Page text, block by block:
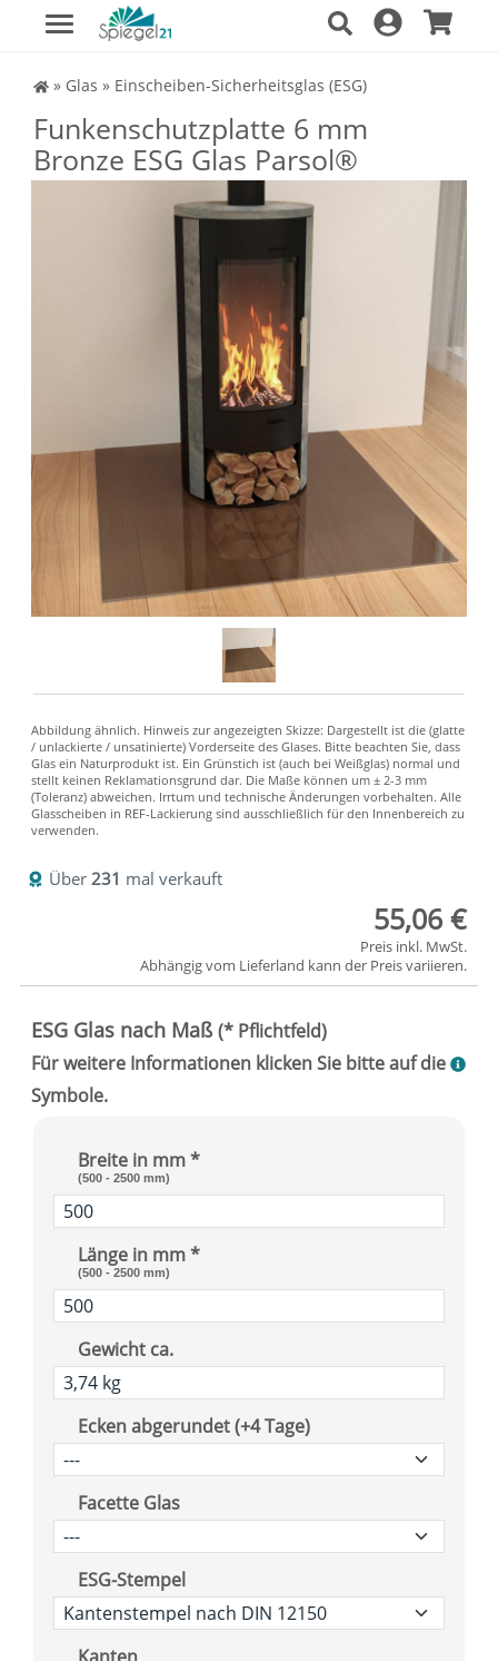
Spiegel Shop
» Glas » Einscheiben-Sicherheitsglas (ESG)
Funkenschutzplatte 6 mm
Bronze ESG Glas Parsol®
Über 231 mal verkauft
55,06 €
Preis inkl. MwSt.
Abhängig vom Lieferland kann der Preis variieren.
Breite in mm *
(500 - 2500 mm)
Länge in mm *
(500 - 2500 mm)
Gewicht ca.
Ecken abgerundet (+4 Tage)
Facette Glas
ESG-Stempel